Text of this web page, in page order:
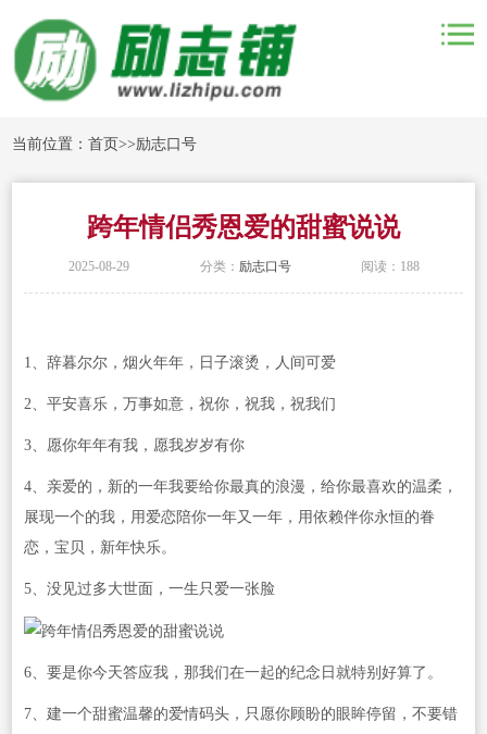
当前位置：首页>>励志口号
跨年情侣秀恩爱的甜蜜说说
2025-08-29 分类： 励志口号 阅读：188
1、辞暮尔尔，烟火年年，日子滚烫，人间可爱
2、平安喜乐，万事如意，祝你，祝我，祝我们
3、愿你年年有我，愿我岁岁有你
4、亲爱的，新的一年我要给你最真的浪漫，给你最喜欢的温柔，
展现一个的我，用爱恋陪你一年又一年，用依赖伴你永恒的眷
恋，宝贝，新年快乐。
5、没见过多大世面，一生只爱一张脸
6、要是你今天答应我，那我们在一起的纪念日就特别好算了。
7、建一个甜蜜温馨的爱情码头，只愿你顾盼的眼眸停留，不要错